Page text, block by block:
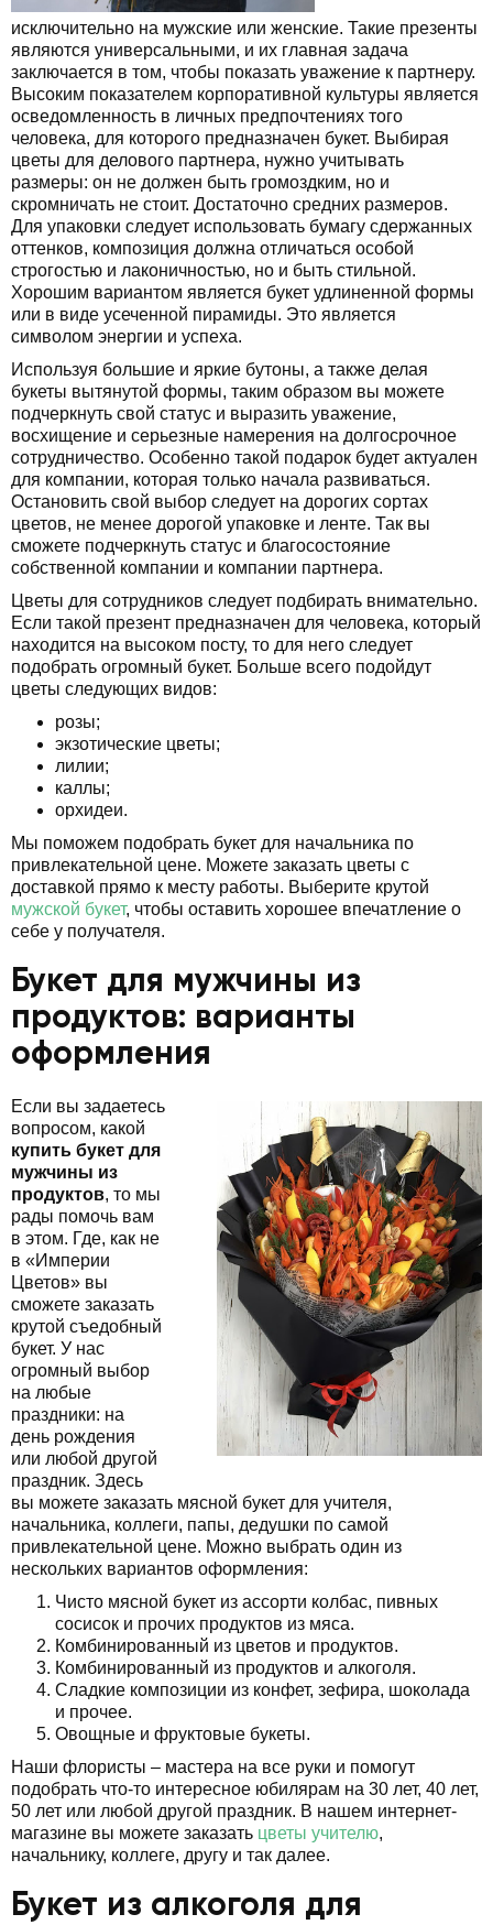
исключительно на мужские или женские. Такие презенты
являются универсальными, и их главная задача
заключается в том, чтобы показать уважение к партнеру.
Высоким показателем корпоративной культуры является
осведомленность в личных предпочтениях того
человека, для которого предназначен букет. Выбирая
цветы для делового партнера, нужно учитывать
размеры: он не должен быть громоздким, но и
скромничать не стоит. Достаточно средних размеров.
Для упаковки следует использовать бумагу сдержанных
оттенков, композиция должна отличаться особой
строгостью и лаконичностью, но и быть стильной.
Хорошим вариантом является букет удлиненной формы
или в виде усеченной пирамиды. Это является
символом энергии и успеха.
Используя большие и яркие бутоны, а также делая
букеты вытянутой формы, таким образом вы можете
подчеркнуть свой статус и выразить уважение,
восхищение и серьезные намерения на долгосрочное
сотрудничество. Особенно такой подарок будет актуален
для компании, которая только начала развиваться.
Остановить свой выбор следует на дорогих сортах
цветов, не менее дорогой упаковке и ленте. Так вы
сможете подчеркнуть статус и благосостояние
собственной компании и компании партнера.
Цветы для сотрудников следует подбирать внимательно.
Если такой презент предназначен для человека, который
находится на высоком посту, то для него следует
подобрать огромный букет. Больше всего подойдут
цветы следующих видов:
розы;
экзотические цветы;
лилии;
каллы;
орхидеи.
Мы поможем подобрать букет для начальника по
привлекательной цене. Можете заказать цветы с
доставкой прямо к месту работы. Выберите крутой
мужской букет, чтобы оставить хорошее впечатление о
себе у получателя.
Букет для мужчины из
продуктов: варианты
оформления
Если вы задаетесь
вопросом, какой
купить букет для
мужчины из
продуктов, то мы
рады помочь вам
в этом. Где, как не
в «Империи
Цветов» вы
сможете заказать
крутой съедобный
букет. У нас
огромный выбор
на любые
праздники: на
день рождения
или любой другой
праздник. Здесь
вы можете заказать мясной букет для учителя,
начальника, коллеги, папы, дедушки по самой
привлекательной цене. Можно выбрать один из
нескольких вариантов оформления:
Чисто мясной букет из ассорти колбас, пивных
сосисок и прочих продуктов из мяса.
Комбинированный из цветов и продуктов.
Комбинированный из продуктов и алкоголя.
Сладкие композиции из конфет, зефира, шоколада
и прочее.
Овощные и фруктовые букеты.
Наши флористы – мастера на все руки и помогут
подобрать что-то интересное юбилярам на 30 лет, 40 лет,
50 лет или любой другой праздник. В нашем интернет-
магазине вы можете заказать цветы учителю,
начальнику, коллеге, другу и так далее.
Букет из алкоголя для